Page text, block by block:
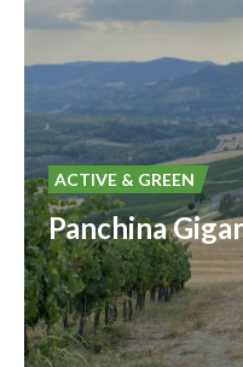
Panchina
ACTIVE & GREEN